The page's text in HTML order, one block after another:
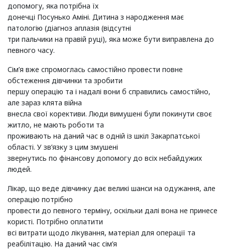
допомогу, яка потрібна їх
донечці Посунько Аміні. Дитина з народження має
патологію (діагноз аплазія (відсутні
три пальчики на правій руці), яка може бути виправлена до
певного часу.
Сім’я вже спромоглась самостійно провести повне
обстеження дівчинки та зробити
першу операцію та і надалі вони б справились самостійно,
але зараз клята війна
внесла свої корективи. Люди вимушені були покинути своє
житло, не мають роботи та
проживають на даний час в одній із шкіл Закарпатської
області. У зв’язку з цим змушені
звернутись по фінансову допомогу до всіх небайдужих
людей.
Лікар, що веде дівчинку дає великі шанси на одужання, але
операцію потрібно
провести до певного терміну, оскільки далі вона не принесе
користі. Потрібно оплатити
всі витрати щодо лікування, матеріал для операції та
реабілітацію. На даний час сім’я